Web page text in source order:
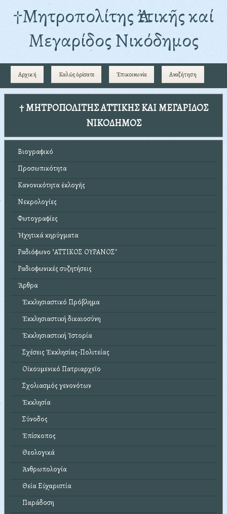
†Mητροπολίτης Ἀττικῆς καί
Μεγαρίδος Νικόδημος
Αρχική Καλῶς ὁρίσατε Ἐπικοινωνία Αναζήτηση
† ΜΗΤΡΟΠΟΛΙΤΗΣ ΑΤΤΙΚΗΣ ΚΑΙ ΜΕΓΑΡΙΔΟΣ
ΝΙΚΟΔΗΜΟΣ
Βιογραφικό
Προσωπικότητα
Κανονικότητα ἐκλογῆς
Νεκρολογίες
Φωτογραφίες
Ἠχητικά κηρύγματα
Ραδιόφωνο "ΑΤΤΙΚΟΣ ΟΥΡΑΝΟΣ"
Ραδιοφωνικές συζητήσεις
Ἄρθρα
Ἐκκλησιαστικό Πρόβλημα
Ἐκκλησιαστική δικαιοσύνη
Ἐκκλησιαστική Ἱστορία
Σχέσεις Ἐκκλησίας-Πολιτείας
Οἰκουμενικό Πατριαρχεῖο
Σχολιασμός γενονότων
Ἐκκλησία
Σύνοδος
Ἐπίσκοπος
Θεολογικά
Ἀνθρωπολογία
Θεία Εὐχαριστία
Παράδοση